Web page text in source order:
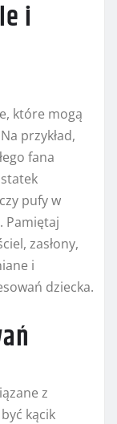
i
które mogą
przykład,
fana
pufy w
Pamiętaj
zasłony,
i
dziecka.
z
kącik